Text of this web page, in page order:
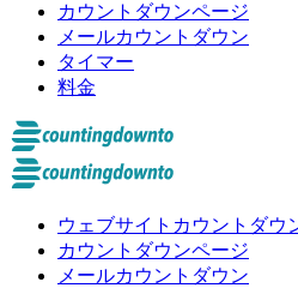
カウントダウンページ
メールカウントダウン
タイマー
料金
ウェブサイトカウントダウ
カウントダウンページ
メールカウントダウン